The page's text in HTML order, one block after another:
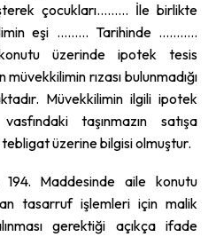
çocukları……… İle birlikte
eşi ……… Tarihinde ………..
üzerinde ipotek tesis
rızası bulunmadığı
Müvekkilimin ilgili ipotek
taşınmazın satışa
tebligat üzerine bilgisi olmuştur.
194. Maddesinde aile konutu
tasarruf işlemleri için malik
gerektiği açıkça ifade